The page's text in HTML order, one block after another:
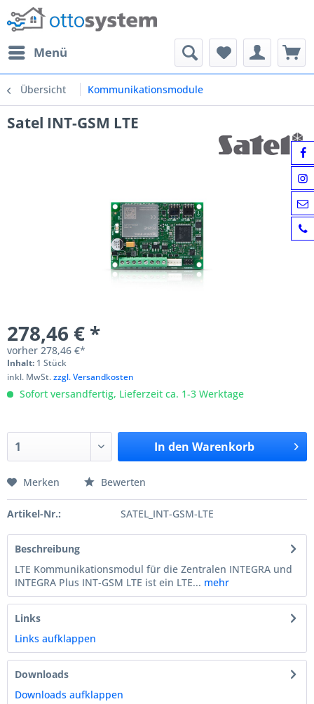
Menü
Übersicht Kommunikationsmodule
Satel INT-GSM LTE
278,46 € *
vorher 278,46 €*
Inhalt: 1 Stück
inkl. MwSt.zzgl. Versandkosten
Sofort versandfertig, Lieferzeit ca. 1-3 Werktage
In den Warenkorb
Merken Bewerten
Artikel-Nr.: SATEL_INT-GSM-LTE
Beschreibung
LTE Kommunikationsmodul für die Zentralen INTEGRA und
INTEGRA Plus INT-GSM LTE ist ein LTE... mehr
Links
Links aufklappen
Downloads
Downloads aufklappen